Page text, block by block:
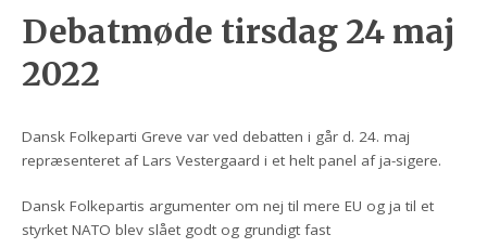
Debatmøde tirsdag 24 maj
2022
Dansk Folkeparti Greve var ved debatten i går d. 24. maj
repræsenteret af Lars Vestergaard i et helt panel af ja-sigere.
Dansk Folkepartis argumenter om nej til mere EU og ja til et
styrket NATO blev slået godt og grundigt fast